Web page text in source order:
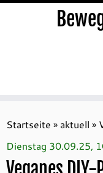
Inhalt
springen
Startseite » aktuell »
Dienstag 30.09.25,